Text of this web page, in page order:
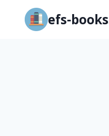
Перейти
содержимому
efs-